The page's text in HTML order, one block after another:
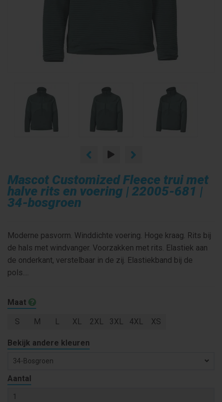
Mascot Customized Fleece trui met
halve rits en voering | 22005-681 |
34-bosgroen
Moderne pasvorm. Winddichte voering. Hoge kraag. Rits bij
de hals met windvanger. Voorzakken met rits. Elastiek aan
de onderkant, verstelbaar in de zij. Elastiekband bij de
pols....
Maat
S M L XL 2XL 3XL 4XL XS
Bekijk andere kleuren
34-Bosgroen
Aantal